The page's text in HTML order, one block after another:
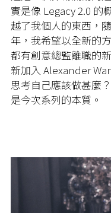
實是像 Legacy 2.0 的
越了我個人的東西，
年，我希望以全新的
都有創意總監離職的
新加入 Alexander
思考自己應該做甚麼
是今次系列的本質。